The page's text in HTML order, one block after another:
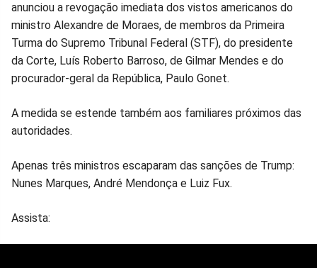
no
Facebook
no
Whatsapp
no
Twitter
no
Messenger
no
Telegram
no
Gettr
anunciou a revogação imediata dos vistos americanos do
ministro Alexandre de Moraes, de membros da Primeira
Turma do Supremo Tribunal Federal (STF), do presidente
da Corte, Luís Roberto Barroso, de Gilmar Mendes e do
procurador-geral da República, Paulo Gonet.
A medida se estende também aos familiares próximos das
autoridades.
Apenas três ministros escaparam das sanções de Trump:
Nunes Marques, André Mendonça e Luiz Fux.
Assista: